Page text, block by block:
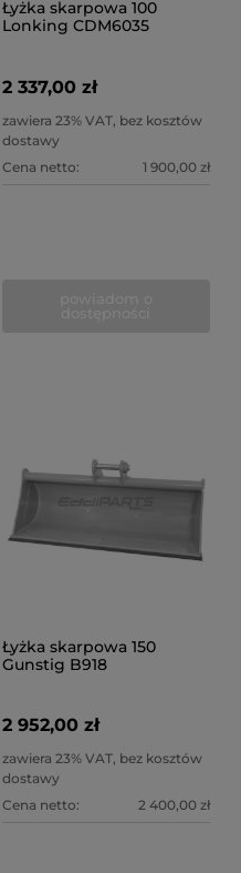
Łyżka skarpowa 100
Lonking CDM6035
2 337,00 zł
zawiera 23% VAT, bez kosztów
dostawy
Cena netto:
1 900,00 zł
Łyżka skarpowa 150
Gunstig B918
2 952,00 zł
zawiera 23% VAT, bez kosztów
dostawy
Cena netto:
2 400,00 zł